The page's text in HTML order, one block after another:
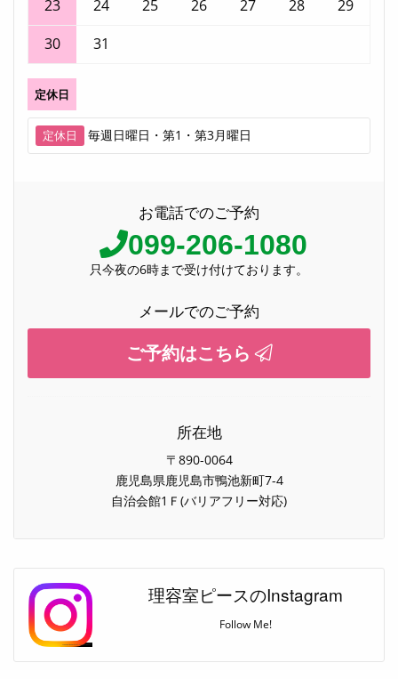
23 24 25 26 27 28
29
30
31
定休日
定休日 毎週日曜日・第1・第3月曜日
お電話でのご予約
099-206-1080
只今夜の6時まで受け付けております。
メールでのご予約
ご予約はこちら
所在地
〒890-0064
鹿児島県鹿児島市鴨池新町7-4
自治会館1Ｆ(バリアフリー対応)
理容室ピースのInstagram
Follow Me!